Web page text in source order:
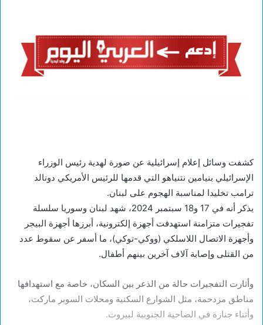
كشفت وسائل إعلام إسرائيلية عن صورة لهدية رئيس الوزراء
الإسرائيلي بنيامين نتنياهو التي قدمها للرئيس الأمريكي دونالد
ترامب تخليدا لمناسبة الهجوم على لبنان.
يذكر أنه في 17 و18 سبتمبر 2024، شهد لبنان وسوريا سلسلة
تفجيرات متزامنة استهدفت أجهزة إلكترونية، أبرزها أجهزة البيجر
وأجهزة الاتصال اللاسلكي (ووكي-توكي)، ما أسفر عن سقوط عدد
من القتلى وإصابة آلاف آخرين بينهم أطفال.
وأثارت التفجيرات حالة من الذعر بين السكان، خاصة مع استهدافها
مناطق مزدحمة، مثل الشوارع السكنية ومحلات السوبر ماركت،
وأثناء جنازة في الضاحية الجنوبية لبيروت.